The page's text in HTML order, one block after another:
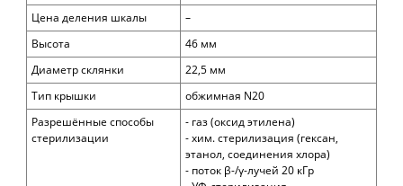
Цена деления шкалы
–
Высота
46 мм
Диаметр склянки
22,5 мм
Тип крышки
обжимная N20
Разрешённые способы
стерилизации
- газ (оксид этилена)
- хим. стерилизация (гексан,
этанол, соединения хлора)
- поток β-/γ-лучей 20 кГр